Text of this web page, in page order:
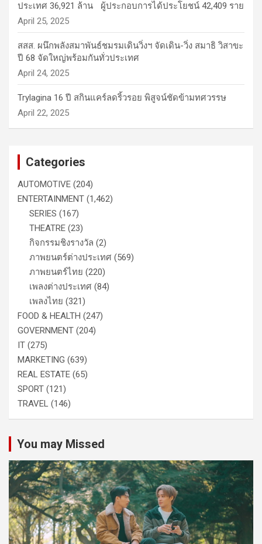
ประเทศ 36,921 ล้าน ผู้ประกอบการได้ประโยชน์ 42,409 ราย
April 25, 2025
สสส. ผนึกพลังสมาพันธ์ชมรมเดินวิ่งฯ จัดเดิน-วิ่ง สมาธิ วิสาขะ
ปี 68 จัดใหญ่พร้อมกันทั่วประเทศ
April 24, 2025
Trylagina 16 ปี สกินแคร์ลดริ้วรอย พิสูจน์ชัดข้ามทศวรรษ
April 22, 2025
Categories
AUTOMOTIVE (204)
ENTERTAINMENT (1,462)
SERIES (167)
THEATRE (23)
กิจกรรมชิงรางวัล (2)
ภาพยนตร์ต่างประเทศ (569)
ภาพยนตร์ไทย (220)
เพลงต่างประเทศ (84)
เพลงไทย (321)
FOOD & HEALTH (247)
GOVERNMENT (204)
IT (275)
MARKETING (639)
REAL ESTATE (65)
SPORT (121)
TRAVEL (146)
You may Missed